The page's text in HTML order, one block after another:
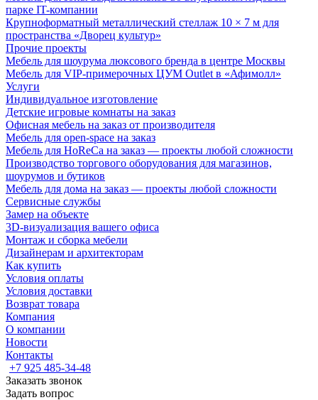
парке IT-компании
Крупноформатный металлический стеллаж 10 × 7 м для
пространства «Дворец культур»
Прочие проекты
Мебель для шоурума люксового бренда в центре Москвы
Мебель для VIP-примерочных ЦУМ Outlet в «Афимолл»
Услуги
Индивидуальное изготовление
Детские игровые комнаты на заказ
Офисная мебель на заказ от производителя
Мебель для open-space на заказ
Мебель для HoReCa на заказ — проекты любой сложности
Производство торгового оборудования для магазинов,
шоурумов и бутиков
Мебель для дома на заказ — проекты любой сложности
Сервисные службы
Замер на объекте
3D-визуализация вашего офиса
Монтаж и сборка мебели
Дизайнерам и архитекторам
Как купить
Условия оплаты
Условия доставки
Возврат товара
Компания
О компании
Новости
Контакты
+7 925 485-34-48
Заказать звонок
Задать вопрос